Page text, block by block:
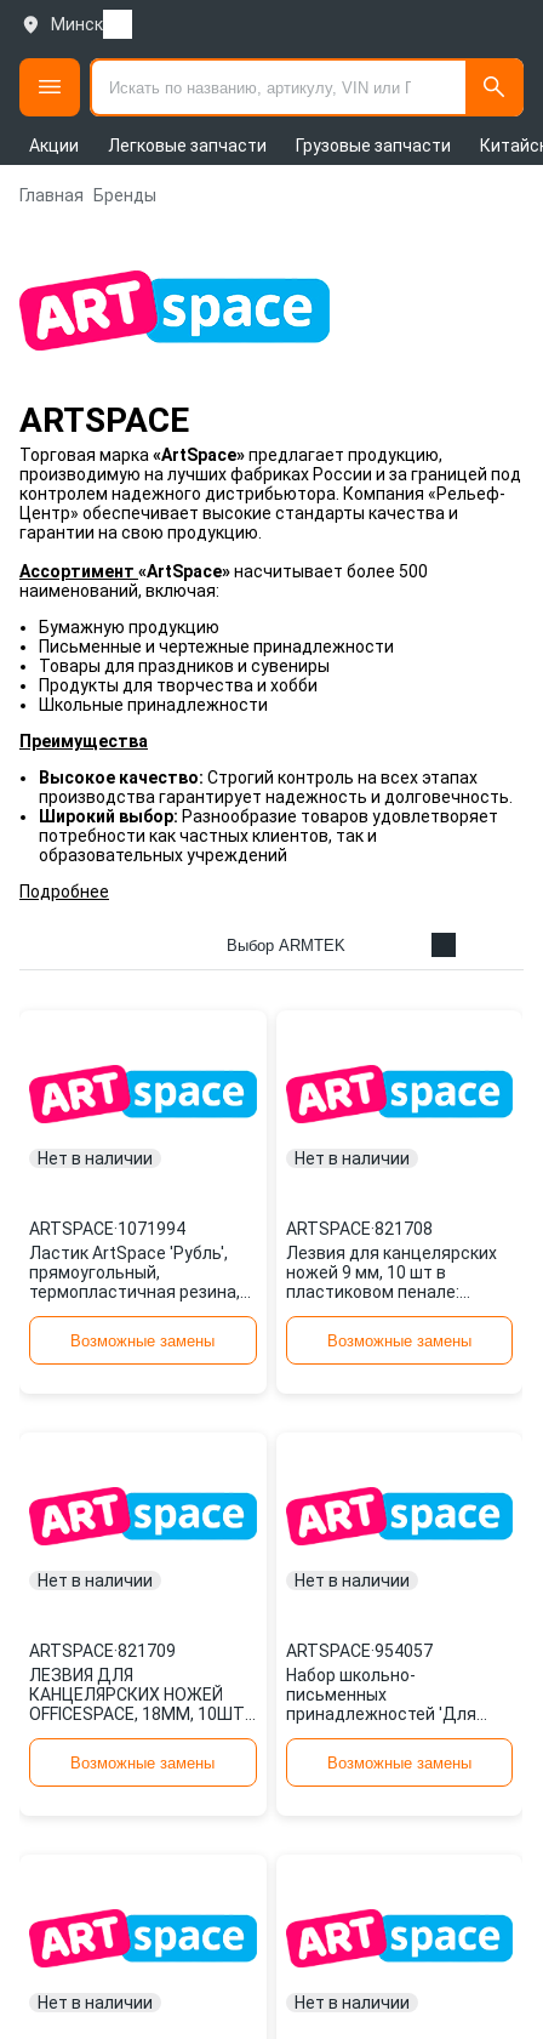
Минск
Акции Легковые запчасти Грузовые запчасти
Главная Бренды
ARTSPACE
Торговая марка «ArtSpace»предлагает продукцию,
производимую на лучших фабриках России и за границей под
контролем надежного дистрибьютора. Компания «Рельеф-
Центр» обеспечивает высокие стандарты качества и
гарантии на свою продукцию.
Ассортимент «ArtSpace»насчитывает более 500
наименований, включая:
Бумажную продукцию
Письменные и чертежные принадлежности
Товары для праздников и сувениры
Продукты для творчества и хобби
Школьные принадлежности
Преимущества
Высокое качество: Строгий контроль на всех этапах
производства гарантирует надежность и долговечность.
Широкий выбор: Разнообразие товаров удовлетворяет
потребности как частных клиентов, так и
образовательных учреждений
Подробнее
Выбор ARMTEK
Нет в наличии
ARTSPACE·1071994
Ластик ArtSpace 'Рубль',
прямоугольный,
термопластичная резина,
ER_19125 1071994
Возможные замены
Нет в наличии
ARTSPACE·821708
Лезвия для канцелярских
ножей 9 мм, 10 шт в
пластиковом пенале:
4650062493 821708
ARTSPACE
Возможные замены
Нет в наличии
ARTSPACE·821709
ЛЕЗВИЯ ДЛЯ
КАНЦЕЛЯРСКИХ НОЖЕЙ
OFFICESPACE, 18ММ, 10ШТ.,
BLCUT18 1372/ 178796 ШТ
821709 ARTSPACE
Возможные замены
Нет в наличии
ARTSPACE·954057
Набор школьно-
письменных
принадлежностей 'Для
подарочной упаковке, с
наполнением, 954057
ARTSPACE
Возможные замены
Нет в наличии Нет в наличии